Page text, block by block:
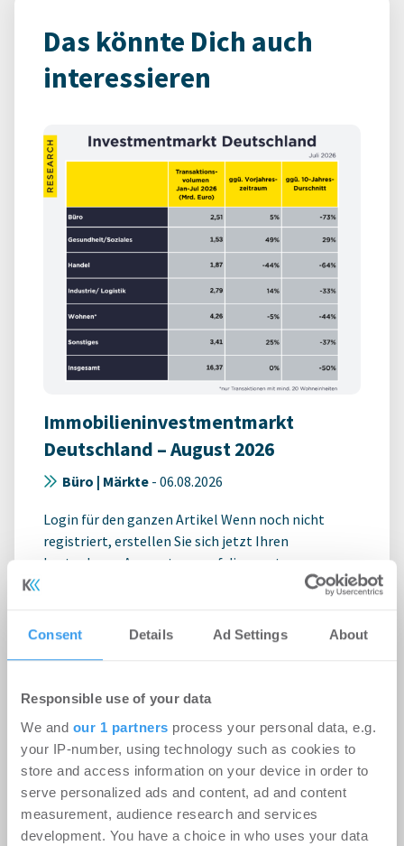
Consent Details Ad Settings About
Responsible use of your data
We and our 1 partners process your personal data, e.g.
your IP-number, using technology such as cookies to
store and access information on your device in order to
serve personalized ads and content, ad and content
measurement, audience research and services
development. You have a choice in who uses your data
Das könnte Dich auch
interessieren
Immobilieninvestmentmarkt
Deutschland – August 2026
Büro | Märkte - 06.08.2026
Login für den ganzen Artikel Wenn noch nicht
registriert, erstellen Sie sich jetzt Ihren
kostenlosen Account, um auf die neusten ...